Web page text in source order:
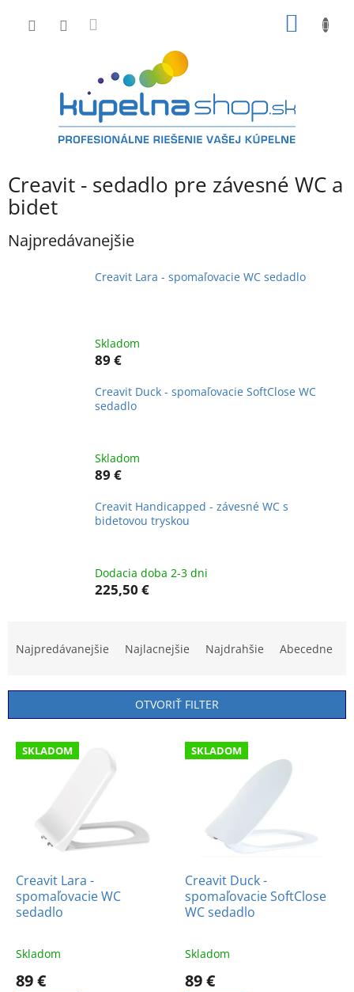
Creavit - sedadlo pre závesné WC a
bidet
Najpredávanejšie
Creavit Lara - spomaľovacie WC sedadlo
Skladom
89 €
Creavit Duck - spomaľovacie SoftClose WC
sedadlo
Skladom
89 €
Creavit Handicapped - závesné WC s
bidetovou tryskou
Dodacia doba 2-3 dni
225,50 €
n
i
Najpredávanejšie Najlacnejšie Najdrahšie Abecedne
OTVORIŤ FILTER
V
u
o
SKLADOM
Creavit Lara -
spomaľovacie WC
sedadlo
Skladom
89 €
SKLADOM
Creavit Duck -
spomaľovacie SoftClose
WC sedadlo
Skladom
89 €